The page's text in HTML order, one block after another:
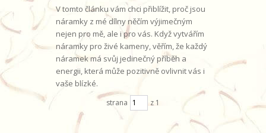
V tomto článku vám chci přiblížit, proč jsou
náramky z mé dílny něčím výjimečným
nejen pro mě, ale i pro vás. Když vytvářím
náramky pro živé kameny, věřím, že každý
náramek má svůj jedinečný příběh a
energii, která může pozitivně ovlivnit vás i
vaše blízké.
strana z 1